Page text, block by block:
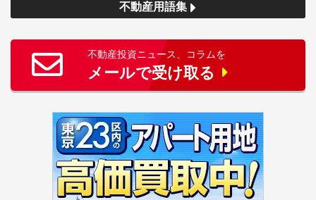
不動産用語集
不動産投資ニュース、コラムを
メールで受け取る